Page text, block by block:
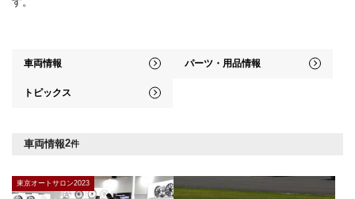
車両情報 パーツ・用品情報
トピックス
車両情報2件
東京オートサロン2023